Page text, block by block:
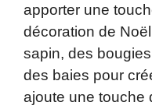
apporter une
décoration de
sapin, des
des baies pour
ajoute une touche